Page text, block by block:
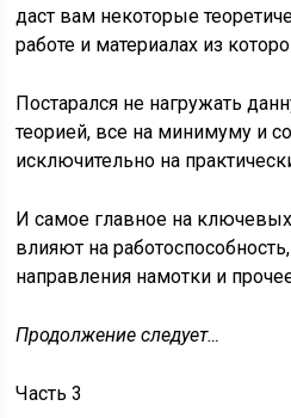
даст вам некоторые
работе и материалах из
Постарался не нагружать
теорией, все на минимуму и
исключительно на
И самое главное на
влияют на
направления намотки и
Продолжение следует…
Часть 3